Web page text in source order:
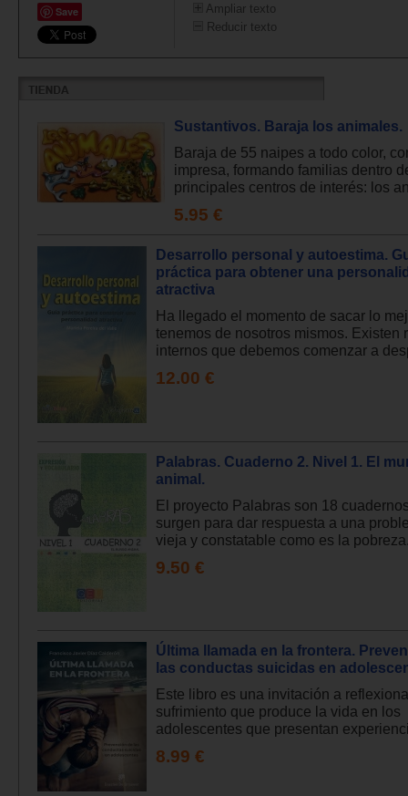
Save
Ampliar texto
Reducir texto
Sustantivos. Baraja los animales.
Baraja de 55 naipes a todo color,
impresa, formando familias dentro
principales centros de interés: los
5.95 €
Desarrollo personal y autoestima.
práctica para obtener una
atractiva
Ha llegado el momento de sacar lo
tenemos de nosotros mismos. Existen
internos que debemos comenzar a
12.00 €
Palabras. Cuaderno 2. Nivel 1. El
animal.
El proyecto Palabras son 18
surgen para dar respuesta a una
vieja y constatable como es la
9.50 €
Última llamada en la frontera.
las conductas suicidas en
Este libro es una invitación a
sufrimiento que produce la vida en los
adolescentes que presentan
8.99 €